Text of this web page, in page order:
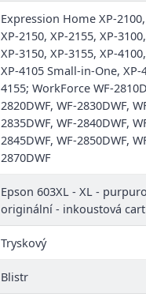
Expression Home XP-
XP-2150, XP-2155, XP-
XP-3150, XP-3155, XP-
XP-4105 Small-in-One, XP-
4155; WorkForce WF-
2820DWF, WF-2830DWF,
2835DWF, WF-2840DWF,
2845DWF, WF-2850DWF,
2870DWF
Epson 603XL - XL -
originální - inkoustová
Tryskový
Blistr